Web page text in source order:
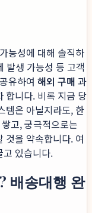
능성에 대해 솔직하
발생 가능성 등 고객
유하여 해외 구매 과
합니다. 비록 지금 당
템은 아닐지라도, 한
고, 궁극적으로는
것을 약속합니다. 여
고 있습니다.
배송대행 완